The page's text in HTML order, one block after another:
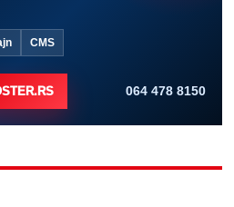
CMS
064 478 8150